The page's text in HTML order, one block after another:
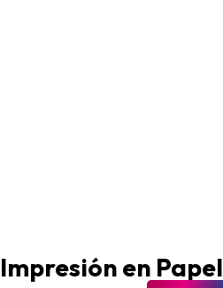
Impresión en Papel